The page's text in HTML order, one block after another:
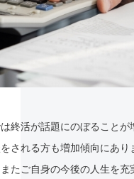
終活が話題にのぼることが
される方も増加傾向にあり
たご自身の今後の人生を充